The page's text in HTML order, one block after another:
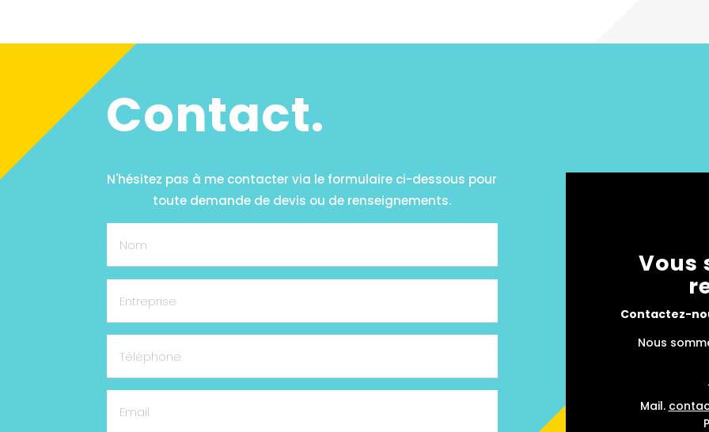
Contact.
N'hésitez pas à me contacter via le formulaire ci-dessous pour
toute demande de devis ou de renseignements.
Vous
Contactez-
Nous
Mail.